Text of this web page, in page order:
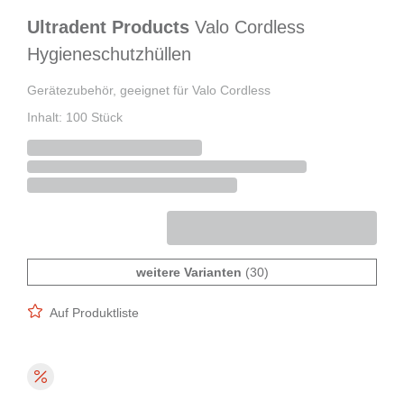
Ultradent Products Valo Cordless
Hygieneschutzhüllen
Gerätezubehör, geeignet für Valo Cordless
Inhalt: 100 Stück
weitere Varianten (30)
Auf Produktliste